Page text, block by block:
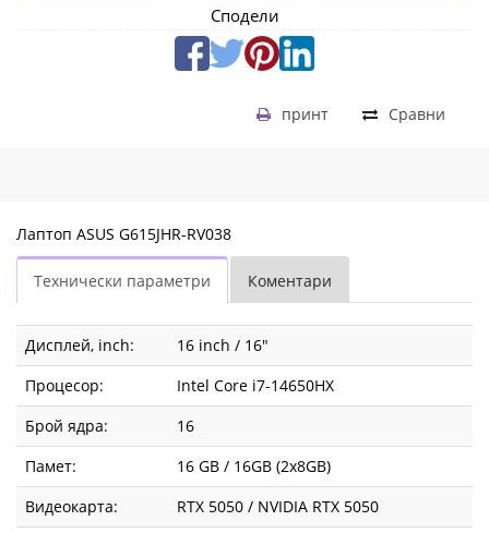
Сподели
Сравни
принт
Лаптоп ASUS G615JHR-RV038
Технически параметри Коментари
Дисплей, inch:
16 inch / 16"
Процесор:
Intel Core i7-14650HX
Брой ядра:
16
Памет:
16 GB / 16GB (2x8GB)
Видеокарта:
RTX 5050 / NVIDIA RTX 5050